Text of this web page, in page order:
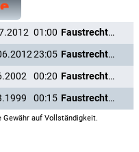
01:00
Faustrecht der Freiheit
23:05
Faustrecht der Freiheit
00:20
Faustrecht der Freiheit
00:15 Faustrecht der Freiheit
Gewähr auf Vollständigkeit.